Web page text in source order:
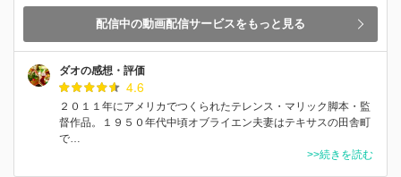
配信中の動画配信サービスをもっと見る
ダオの感想・評価
4.6
２０１１年にアメリカでつくられたテレンス・マリック脚本・監
督作品。１９５０年代中頃オブライエン夫妻はテキサスの田舎町
で…
>>続きを読む